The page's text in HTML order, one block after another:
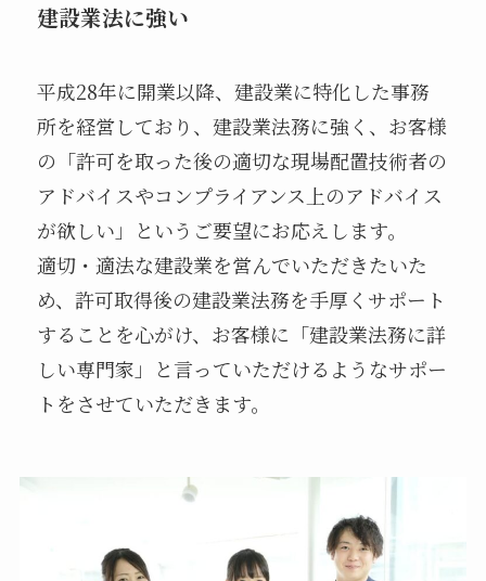
建設業法に強い
平成28年に開業以降、建設業に特化した事務
所を経営しており、建設業法務に強く、お客様
の「許可を取った後の適切な現場配置技術者の
アドバイスやコンプライアンス上のアドバイス
が欲しい」というご要望にお応えします。
適切・適法な建設業を営んでいただきたいた
め、許可取得後の建設業法務を手厚くサポート
することを心がけ、お客様に「建設業法務に詳
しい専門家」と言っていただけるようなサポー
トをさせていただきます。